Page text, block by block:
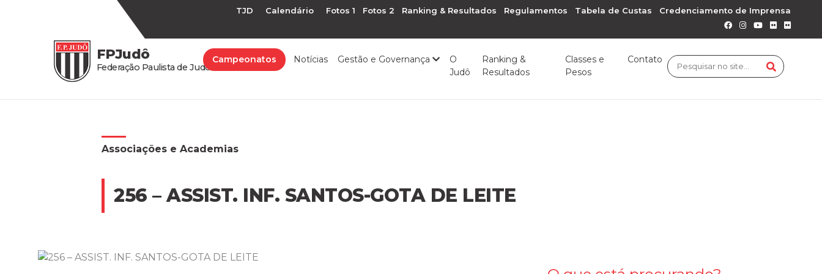
TJD Calendário Fotos 1 Fotos 2 Ranking & Resultados Regulamentos Tabela de Custas Credenciamento de Imprensa
FPJudô
Federação Paulista de Judô
Campeonatos Notícias Gestão e Governança
O
Judô
Ranking &
Resultados
Classes e
Pesos
Contato
Associações e Academias
256 – ASSIST. INF. SANTOS-GOTA DE LEITE